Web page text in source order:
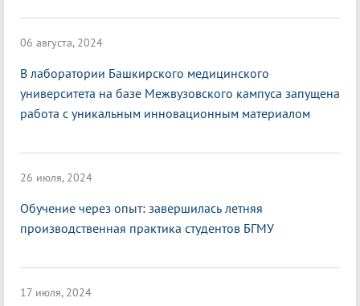
06 августа, 2024
В лаборатории Башкирского медицинского
университета на базе Межвузовского кампуса запущена
работа с уникальным инновационным материалом
26 июля, 2024
Обучение через опыт: завершилась летняя
производственная практика студентов БГМУ
17 июля, 2024